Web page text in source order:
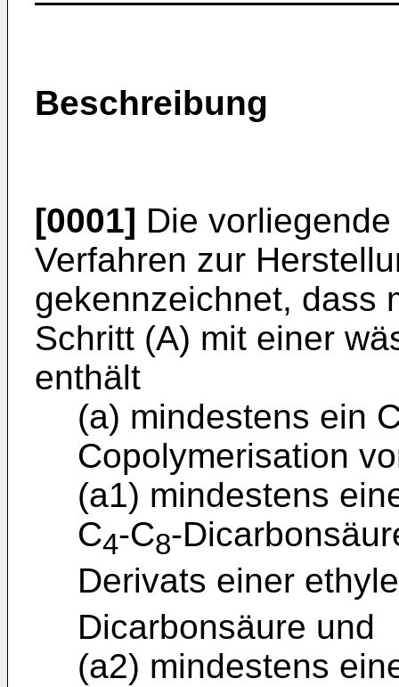
Beschreibung
[0001] Die
Verfahren zur
gekennzeichnet, dass
Schritt (A) mit einer
enthält
(a) mindestens ein
Copolymerisation
(a1) mindestens
C4-C8-
Derivats einer
Dicarbonsäure und
(a2) mindestens